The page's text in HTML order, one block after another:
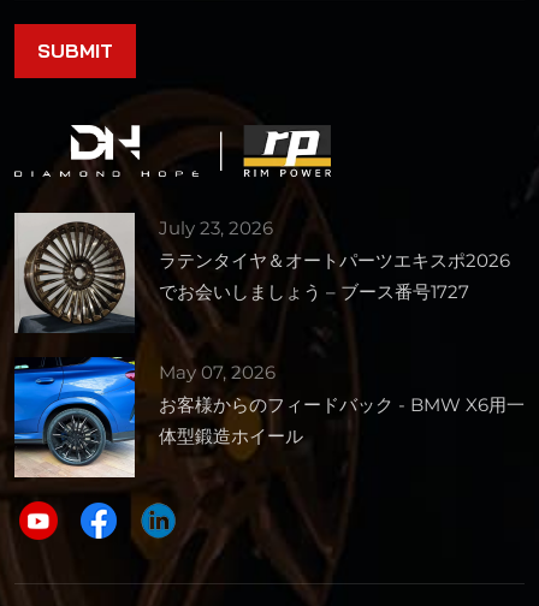
July 23, 2026
ラテンタイヤ＆オートパーツエキスポ2026
でお会いしましょう – ブース番号1727
May 07, 2026
お客様からのフィードバック - BMW X6用一
体型鍛造ホイール